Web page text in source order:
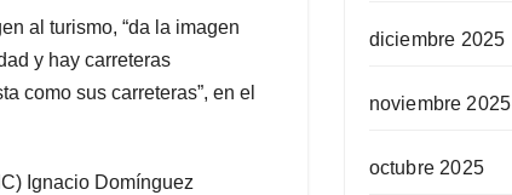
al turismo, “da la imagen
y hay carreteras
como sus carreteras”, en el
Ignacio Domínguez
diciembre 2025
noviembre 2025
octubre 2025